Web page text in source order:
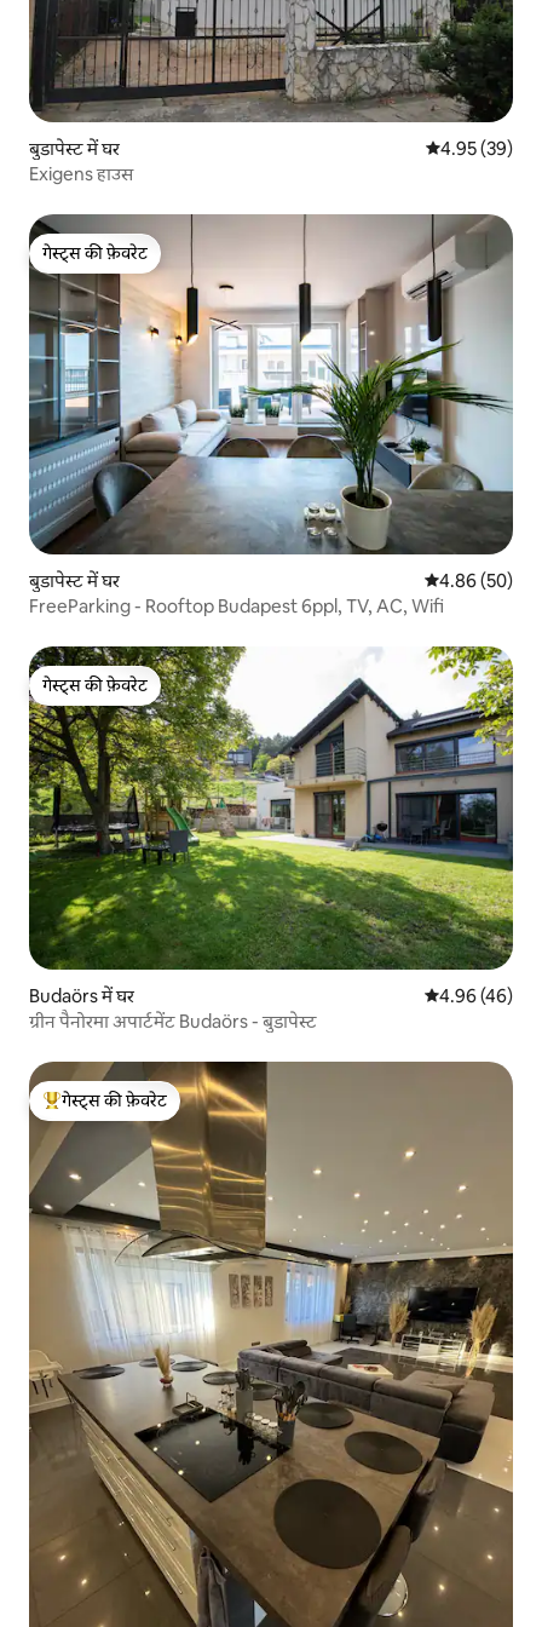
बुडापेस्ट में घर औसत रेटिंग 5 में
4.95 (39)
Exigens हाउस
गेस्ट्स की फ़ेवरेट
गेस्ट्स की फ़ेवरेट
बुडापेस्ट में घर औसत रेटिंग 5 में
4.86 (50)
FreeParking - Rooftop Budapest 6ppl, TV, AC, Wifi
गेस्ट्स की फ़ेवरेट
गेस्ट्स की फ़ेवरेट
Budaörs में घर औसत रेटिंग 5 में
4.96 (46)
ग्रीन पैनोरमा अपार्टमेंट Budaörs - बुडापेस्ट
गेस्ट्स का टॉप फ़ेवरेट
गेस्ट्स की फ़ेवरेट